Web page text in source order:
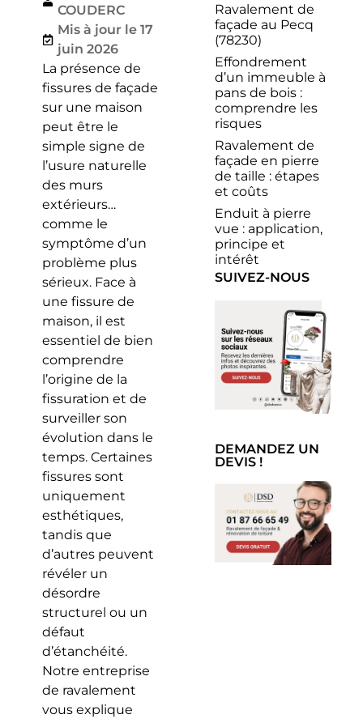
COUDERC
Mis à jour le 17
juin 2026
La présence de
fissures de façade
sur une maison
peut être le
simple signe de
l’usure naturelle
des murs
extérieurs…
comme le
symptôme d’un
problème plus
sérieux. Face à
une fissure de
maison, il est
essentiel de bien
comprendre
l’origine de la
fissuration et de
surveiller son
évolution dans le
temps. Certaines
fissures sont
uniquement
esthétiques,
tandis que
d’autres peuvent
révéler un
désordre
structurel ou un
défaut
d’étanchéité.
Notre entreprise
de ravalement
vous explique
Ravalement de
façade au Pecq
(78230)
Effondrement
d’un immeuble à
pans de bois :
comprendre les
risques
Ravalement de
façade en pierre
de taille : étapes
et coûts
Enduit à pierre
vue : application,
principe et
intérêt
SUIVEZ-NOUS
DEMANDEZ UN
DEVIS !